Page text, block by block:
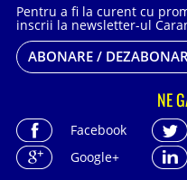
Pentru a fi la curent cu
inscrii la newsletter-ul
ABONARE /
NE
Facebook
Google+